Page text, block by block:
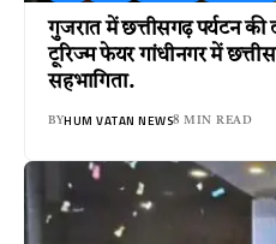
गुजरात में छत्तीसगढ़ पर्यटन
टूरिज्म फेयर गांधीनगर में
सहभागिता.
BYHUM VATAN NEWS8 MIN READ